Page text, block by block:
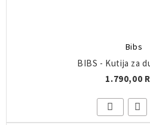
Bibs
BIBS - Kutija za
1.790,00